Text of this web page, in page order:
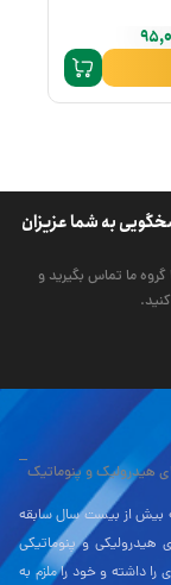
به شما عزیزان
گروه ما تماس بگیرید و
هیدرولیک و پنوماتیک
بیش از بیست سال سابقه
و پنوماتیکی
داشته و خود را ملزم به